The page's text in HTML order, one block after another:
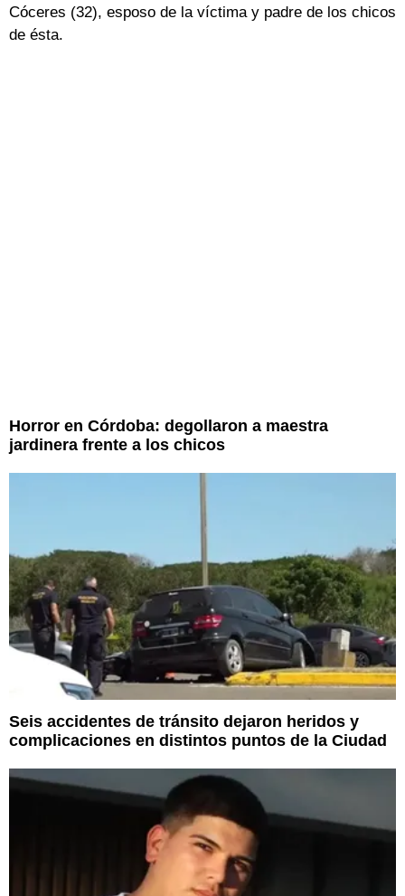
Cóceres (32), esposo de la víctima y padre de los chicos
de ésta.
Horror en Córdoba: degollaron a maestra
jardinera frente a los chicos
Seis accidentes de tránsito dejaron heridos y
complicaciones en distintos puntos de la Ciudad